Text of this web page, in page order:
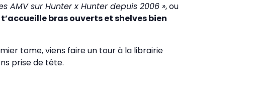
AMV sur Hunter x Hunter depuis 2006 », ou
bras ouverts et shelves bien
tome, viens faire un tour à la librairie
prise de tête.